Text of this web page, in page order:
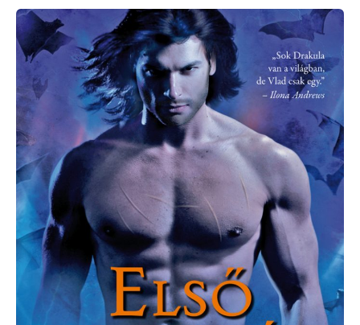
Jeaniene
Frost:
Első
lobbanás